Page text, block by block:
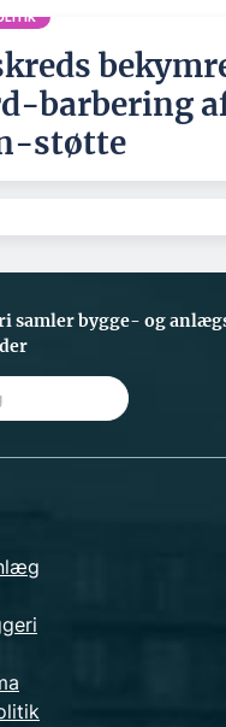
barbering
støtte
samler bygge- og